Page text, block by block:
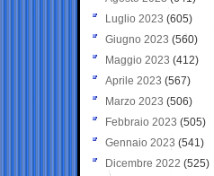
Luglio 2023 (605)
Giugno 2023 (560)
Maggio 2023 (412)
Aprile 2023 (567)
Marzo 2023 (506)
Febbraio 2023 (505)
Gennaio 2023 (541)
Dicembre 2022 (525)